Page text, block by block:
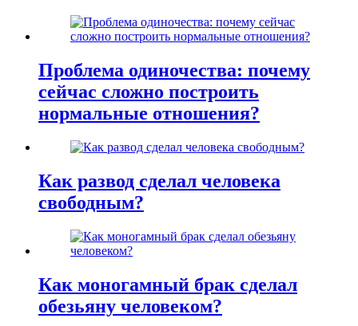
Проблема одиночества: почему
сейчас сложно построить
нормальные отношения?
Как развод сделал человека
свободным?
Как моногамный брак сделал
обезьяну человеком?